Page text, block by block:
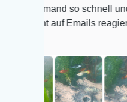
so schnell und
Emails reagiert wie